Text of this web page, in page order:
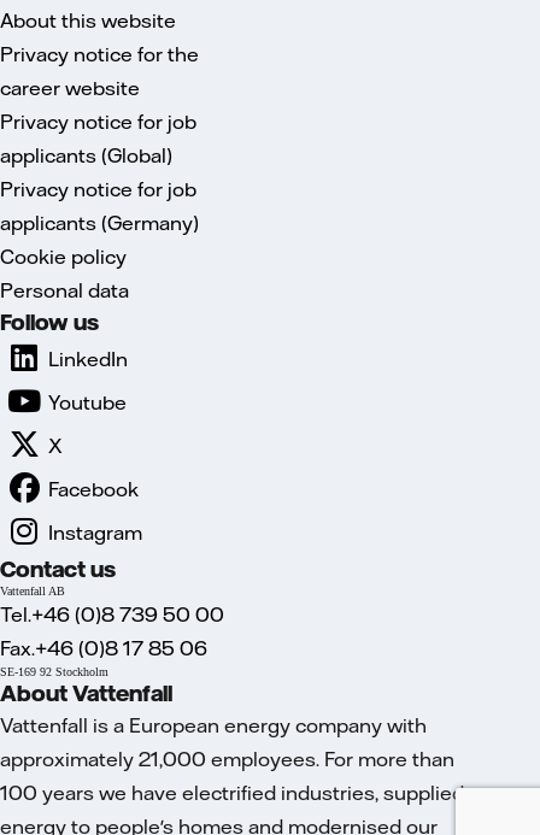
About this website
Privacy notice for the
career website
Privacy notice for job
applicants (Global)
Privacy notice for job
applicants (Germany)
Cookie policy
Personal data
Follow us
LinkedIn
Youtube
X
Facebook
Instagram
Contact us
Vattenfall AB
Tel.+46 (0)8 739 50 00
Fax.+46 (0)8 17 85 06
SE-169 92 Stockholm
About Vattenfall
Vattenfall is a European energy company with
approximately 21,000 employees. For more than
100 years we have electrified industries, supplied
energy to people's homes and modernised our